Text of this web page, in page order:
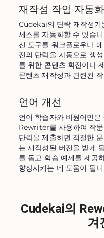
재작성 작업 자동화
Cudekai의 단락 재작성기
세스를 자동화할 수 있습
신 도구를 워크플로우나
전의 단락을 자동으로 생
를 위한 콘텐츠 회전이나
콘텐츠 재작성과 관련된
언어 개선
언어 학습자와 비원어민
Rewriter를 사용하여 작
단락을 제출하면 적절한
는 재작성된 버전을 받게
를 돕고 학습 예제를 제공
향상시키는 데 도움이 됩
Cudekai의
겨